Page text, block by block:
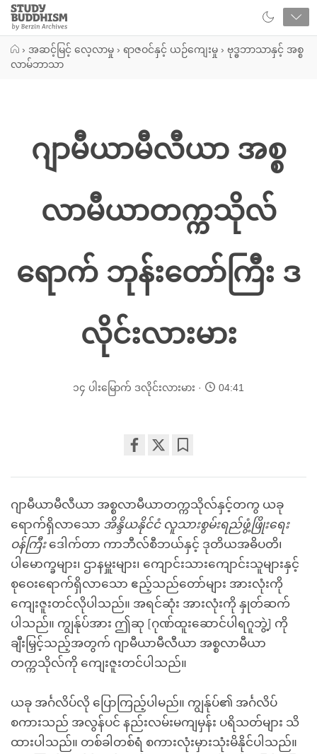
Close
Study
Buddhism
› အဆင့်မြင့် လေ့လာမှု › ရာဇဝင်နှင့် ယဉ်ကျေးမှု › ဗုဒ္ဓဘာသာနှင့် အစ္စ
လာမ်ဘာသာ
ဂျာမီယာမီလီယာ အစ္စ
လာမီယာတက္ကသိုလ်
ရောက် ဘုန်းတော်ကြီး ဒ
လိုင်းလားမား
၁၄ ပါးမြောက် ဒလိုင်းလားမား 04:41
on
facebook
ဂျာမီယာမီလီယာ အစ္စလာမီယာတက္ကသိုလ်နှင့်တကွ ယခု
ရောက်ရှိလာသော အိန္ဒိယနိုင်ငံ လူသားစွမ်းရည်ဖွံ့ဖြိုးရေး
ဝန်ကြီးဒေါက်တာ ကာဘီလ်စီဘယ်နှင့် ဒုတိယအဓိပတိ၊
ပါမောက္ခများ၊ ဌာနမှူးများ၊ ကျောင်းသားကျောင်းသူများနှင့်
စုဝေးရောက်ရှိလာသော ဧည့်သည်တော်များ အားလုံးကို
ကျေးဇူးတင်လိုပါသည်။ အရင်ဆုံး အားလုံးကို နှုတ်ဆက်
ပါသည်။ ကျွန်ုပ်အား ဤဆု [ဂုဏ်ထူးဆောင်ပါရဂူဘွဲ့] ကို
ချီးမြှင့်သည့်အတွက် ဂျာမီယာမီလီယာ အစ္စလာမီယာ
တက္ကသိုလ်ကို ကျေးဇူးတင်ပါသည်။
ယခု အင်္ဂလိပ်လို ပြောကြည့်ပါမည်။ ကျွန်ုပ်၏ အင်္ဂလိပ်
စကားသည် အလွန်ပင် နည်းလမ်းမကျမှန်း ပရိသတ်များ သိ
ထားပါသည်။ တစ်ခါတစ်ရံ စကားလုံးမှားသုံးမိနိုင်ပါသည်။